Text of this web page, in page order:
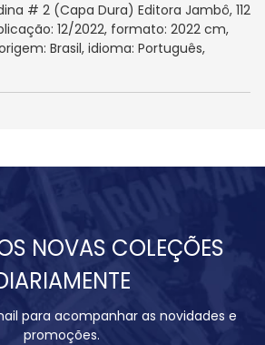
# 2 (Capa Dura) Editora Jambô, 112
12/2022, formato: 2022 cm,
Brasil, idioma: Português,
NOVAS COLEÇÕES
para acompanhar as novidades e
promoções.